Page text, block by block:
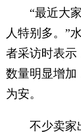
“最近大家
人特别多。”
者采访时表示
数量明显增加
为安。
不少卖家出